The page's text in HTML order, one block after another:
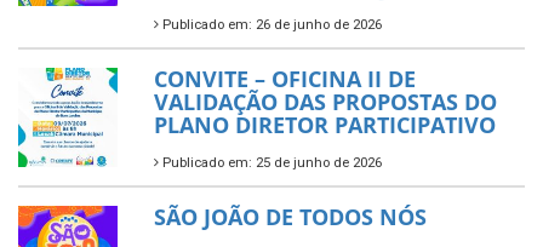
Publicado em: 26 de junho de 2026
CONVITE – OFICINA II DE
VALIDAÇÃO DAS PROPOSTAS DO
PLANO DIRETOR PARTICIPATIVO
Publicado em: 25 de junho de 2026
SÃO JOÃO DE TODOS NÓS